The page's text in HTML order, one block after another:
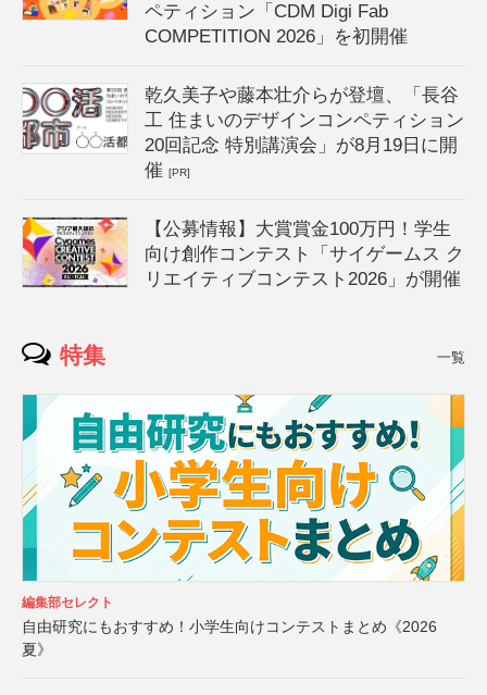
ペティション「CDM Digi Fab
COMPETITION 2026」を初開催
乾久美子や藤本壮介らが登壇、「長谷
工 住まいのデザインコンペティション
20回記念 特別講演会」が8月19日に開
催[PR]
【公募情報】大賞賞金100万円！学生
向け創作コンテスト「サイゲームス ク
リエイティブコンテスト2026」が開催
特集 一覧
編集部セレクト
自由研究にもおすすめ！小学生向けコンテストまとめ《2026
夏》